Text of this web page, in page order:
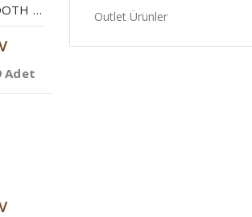
5’I 1 ARADA BLUETOOTH HOPARLÖR, KABLOSUZ ŞARJ, SAAT, TELEFON STANDI, MASA LAMBASI
Adet
Outlet Ürünler